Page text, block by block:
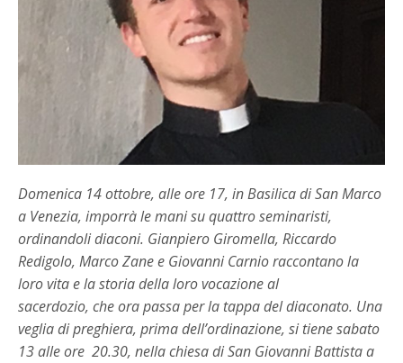
Domenica 14 ottobre, alle ore 17, in Basilica di San Marco
a Venezia, imporrà le mani su quattro seminaristi,
ordinandoli diaconi. Gianpiero Giromella, Riccardo
Redigolo, Marco Zane e Giovanni Carnio raccontano la
loro vita e la storia della loro vocazione al
sacerdozio, che ora passa per la tappa del diaconato. Una
veglia di preghiera, prima dell’ordinazione, si tiene sabato
13 alle ore 20.30, nella chiesa di San Giovanni Battista a